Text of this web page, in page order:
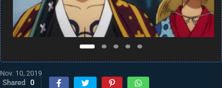
Nov. 10, 2019
Shared 0